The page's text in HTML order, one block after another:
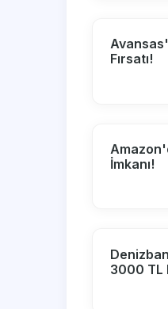
Fırsatı!
İmkanı!
3000 TL